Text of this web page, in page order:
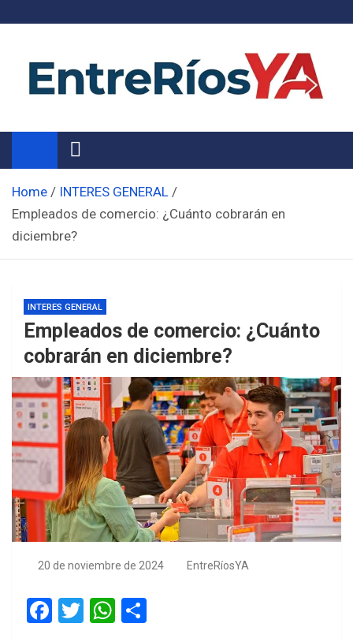
Noticias de Entre Ríos
Información de toda la provincia ahora
Home
INTERES GENERAL
Empleados de comercio: ¿Cuánto cobrarán en
diciembre?
INTERES GENERAL
Empleados de comercio: ¿Cuánto
cobrarán en diciembre?
20 de noviembre de 2024 EntreRíosYA
F
T
W